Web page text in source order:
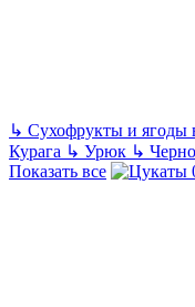
↳ Сухофрукты и ягоды
Курага ↳ Урюк ↳
Показать все